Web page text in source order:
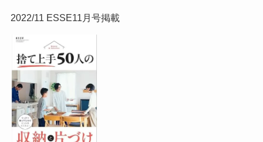
2022/11 ESSE11月号掲載